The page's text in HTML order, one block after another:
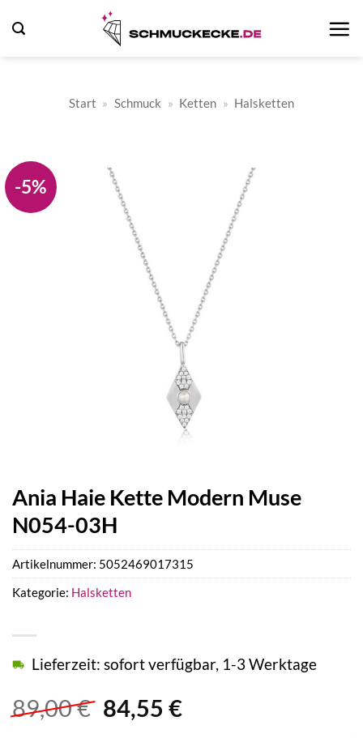
Inhalt
Start » Schmuck » Ketten » Halsketten
-5%
Ania Haie Kette Modern Muse
N054-03H
89,00€ Ursprünglicher
84,55 €Aktueller
Lieferzeit: sofort verfügbar, 1-3 Werktage
Artikelnummer: 5052469017315
Kategorie: Halsketten